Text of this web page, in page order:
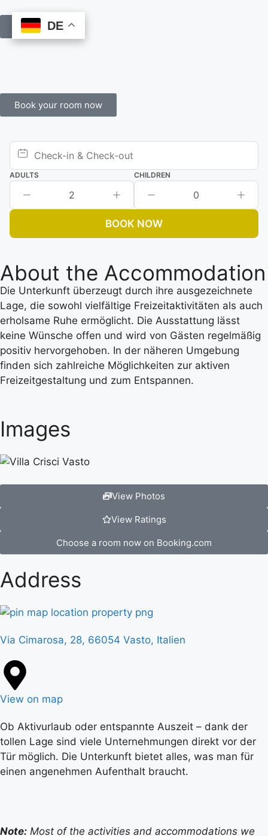
Book Online
Book your room now
ADULTS
2
CHILDREN
0
BOOK NOW
About the Accommodation
Die Unterkunft überzeugt durch ihre ausgezeichnete
Lage, die sowohl vielfältige Freizeitaktivitäten als auch
erholsame Ruhe ermöglicht. Die Ausstattung lässt
keine Wünsche offen und wird von Gästen regelmäßig
positiv hervorgehoben. In der näheren Umgebung
finden sich zahlreiche Möglichkeiten zur aktiven
Freizeitgestaltung und zum Entspannen.
Images
View Photos
View Ratings
Choose a room now on Booking.com
Address
Via Cimarosa, 28, 66054 Vasto, Italien
View on map
Ob Aktivurlaub oder entspannte Auszeit – dank der
tollen Lage sind viele Unternehmungen direkt vor der
Tür möglich. Die Unterkunft bietet alles, was man für
einen angenehmen Aufenthalt braucht.
Note: Most of the activities and accommodations we
DE
DE